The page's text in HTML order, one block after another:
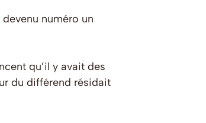
numéro un
qu’il y avait des
du différend résidait